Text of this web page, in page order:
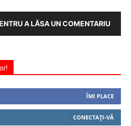
A LĂSA UN COMENTARIU
ÎMI PLACE
CONECTAȚI-VĂ